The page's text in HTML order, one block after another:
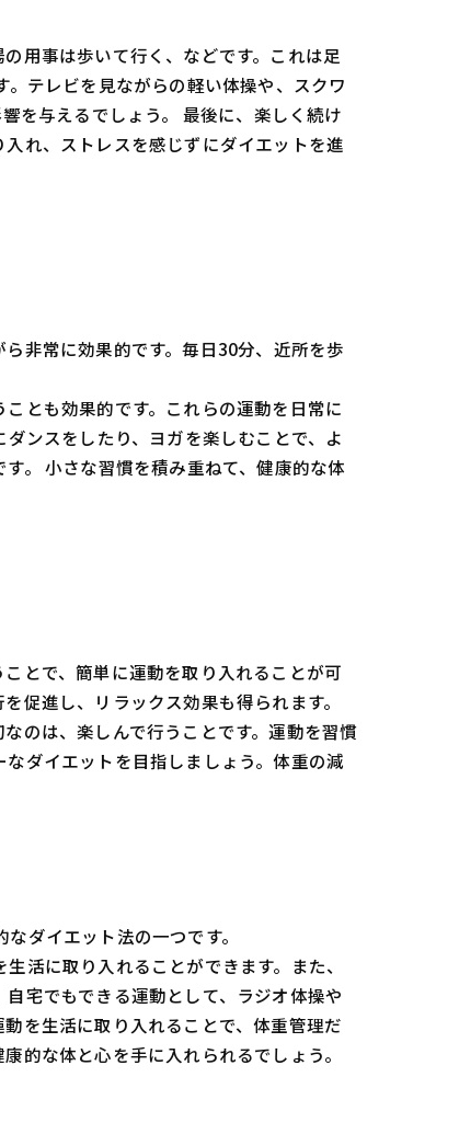
用事は歩いて行く、などです。これは足
テレビを見ながらの軽い体操や、スクワ
を与えるでしょう。 最後に、楽しく続け
れ、ストレスを感じずにダイエットを進
非常に効果的です。毎日30分、近所を歩
とも効果的です。これらの運動を日常に
ンスをしたり、ヨガを楽しむことで、よ
。 小さな習慣を積み重ねて、健康的な体
とで、簡単に運動を取り入れることが可
促進し、リラックス効果も得られます。
のは、楽しんで行うことです。運動を習慣
ダイエットを目指しましょう。体重の減
ダイエット法の一つです。
活に取り入れることができます。また、
宅でもできる運動として、ラジオ体操や
を生活に取り入れることで、体重管理だ
的な体と心を手に入れられるでしょう。